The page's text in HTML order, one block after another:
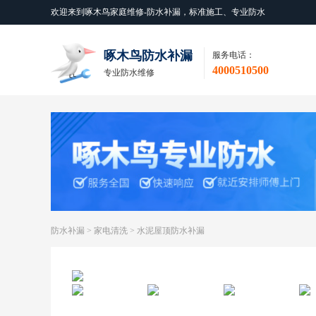
欢迎来到啄木鸟家庭维修-防水补漏，标准施工、专业防水
啄木鸟防水补漏
专业防水维修
服务电话：
4000510500
防水补漏 > 家电清洗 > 水泥屋顶防水补漏